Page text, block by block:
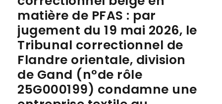
matière de PFAS : par
jugement du 19 mai 2026, le
Tribunal correctionnel de
Flandre orientale, division
de Gand (n°de rôle
25G000199) condamne une